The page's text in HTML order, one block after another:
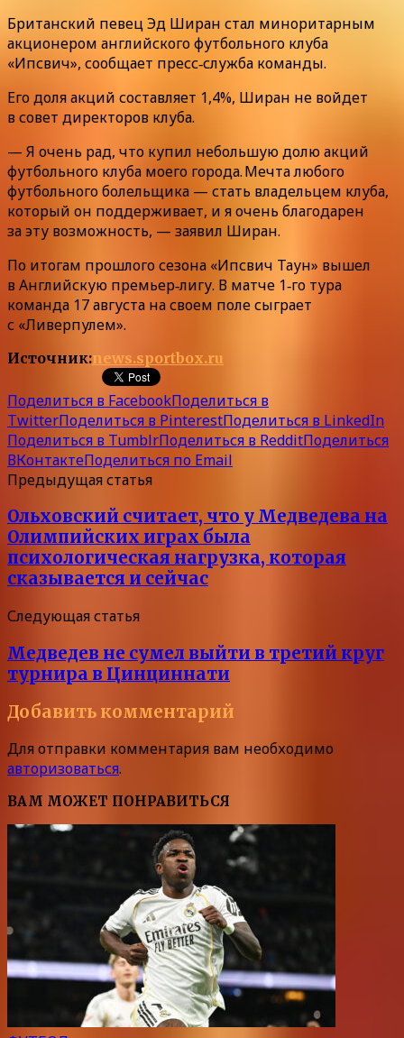
Британский певец Эд Ширан стал миноритарным
акционером английского футбольного клуба
«Ипсвич», сообщает пресс‑служба команды.
Его доля акций составляет 1,4%, Ширан не войдет
в совет директоров клуба.
— Я очень рад, что купил небольшую долю акций
футбольного клуба моего города. Мечта любого
футбольного болельщика — стать владельцем клуба,
который он поддерживает, и я очень благодарен
за эту возможность, — заявил Ширан.
По итогам прошлого сезона «Ипсвич Таун» вышел
в Английскую премьер‑лигу. В матче 1‑го тура
команда 17 августа на своем поле сыграет
с «Ливерпулем».
Источник:news.sportbox.ru
Поделиться в FacebookПоделиться в
TwitterПоделиться в PinterestПоделиться в LinkedIn
Поделиться в TumblrПоделиться в RedditПоделиться
ВКонтактеПоделиться по Email
Предыдущая статья
Ольховский считает, что у Медведева на
Олимпийских играх была
психологическая нагрузка, которая
сказывается и сейчас
Следующая статья
Медведев не сумел выйти в третий круг
турнира в Цинциннати
Добавить комментарий
Для отправки комментария вам необходимо
авторизоваться.
ВАМ МОЖЕТ ПОНРАВИТЬСЯ